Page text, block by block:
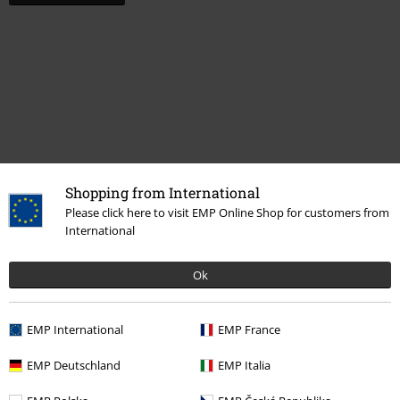
Shopping from International
Please click here to visit EMP Online Shop for customers from
International
Ok
EMP International EMP France
EMP Deutschland EMP Italia
Flere kategorier. Flere valgmuligheter.
Bandmerch Sjanger Thrash Metal
Bandmerch Media